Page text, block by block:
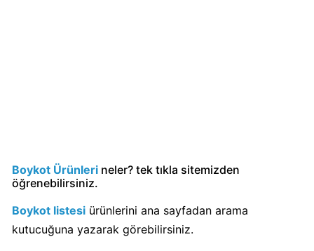
Kimin
Sahibi
Kim?
Boykot Ürünleri neler? tek tıkla sitemizden
öğrenebilirsiniz.
Boykot listesi ürünlerini ana sayfadan arama
kutucuğuna yazarak görebilirsiniz.